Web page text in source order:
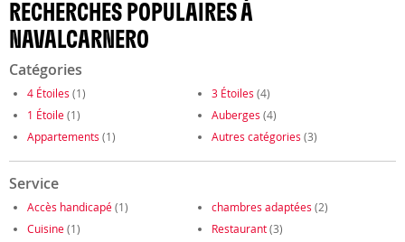
RECHERCHES POPULAIRES À
NAVALCARNERO
Catégories
4 Étoiles (1) 3 Étoiles (4)
1 Étoile(1) Auberges (4)
Appartements (1) Autres catégories (3)
Service
Accès handicapé(1) chambres adaptées (2)
Cuisine(1) Restaurant(3)